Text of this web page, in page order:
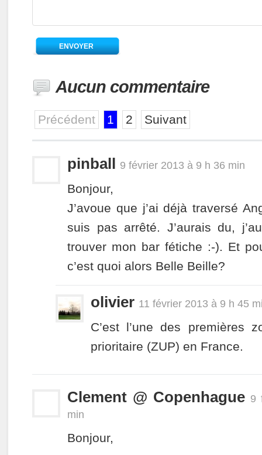
Aucun commentaire
Précédent 1 2 Suivant
pinball 9 février 2013 à 9 h 36 min
Bonjour,
J’avoue que j’ai déjà traversé
suis pas arrêté. J’aurais du,
trouver mon bar fétiche :-). Et
c’est quoi alors Belle Beille?
olivier 11 février 2013 à 9 h 45
C’est l’une des premières
prioritaire (ZUP) en France.
Clement @ Copenhague 9
min
Bonjour,